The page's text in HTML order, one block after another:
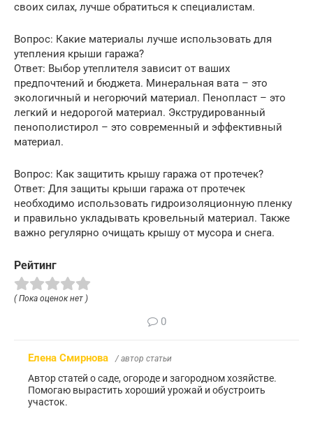
своих силах, лучше обратиться к специалистам.
Вопрос: Какие материалы лучше использовать для
утепления крыши гаража?
Ответ: Выбор утеплителя зависит от ваших
предпочтений и бюджета. Минеральная вата – это
экологичный и негорючий материал. Пенопласт – это
легкий и недорогой материал. Экструдированный
пенополистирол – это современный и эффективный
материал.
Вопрос: Как защитить крышу гаража от протечек?
Ответ: Для защиты крыши гаража от протечек
необходимо использовать гидроизоляционную пленку
и правильно укладывать кровельный материал. Также
важно регулярно очищать крышу от мусора и снега.
Рейтинг
( Пока оценок нет )
0
Елена Смирнова / автор статьи
Автор статей о саде, огороде и загородном хозяйстве.
Помогаю вырастить хороший урожай и обустроить
участок.